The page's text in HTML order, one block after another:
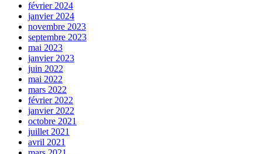
février 2024
janvier 2024
novembre 2023
septembre 2023
mai 2023
janvier 2023
juin 2022
mai 2022
mars 2022
février 2022
janvier 2022
octobre 2021
juillet 2021
avril 2021